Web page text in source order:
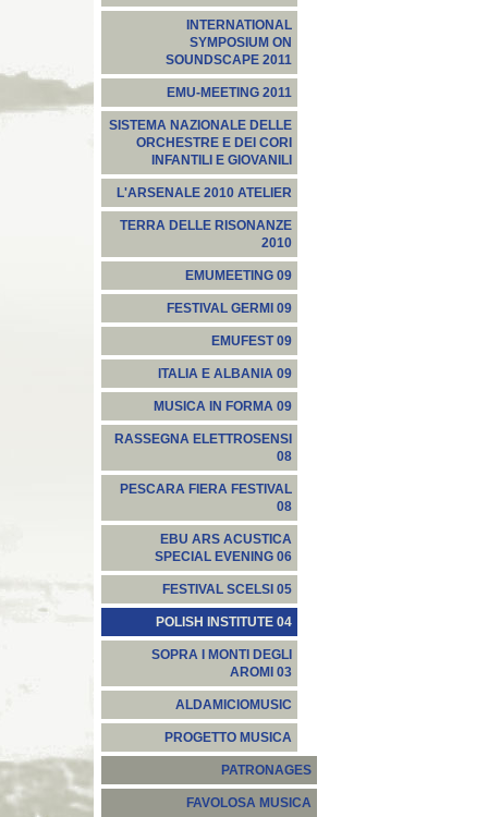
INTERNATIONAL
SYMPOSIUM ON
SOUNDSCAPE 2011
EMU-MEETING 2011
SISTEMA NAZIONALE DELLE
ORCHESTRE E DEI CORI
INFANTILI E GIOVANILI
L'ARSENALE 2010 ATELIER
TERRA DELLE RISONANZE
2010
EMUMEETING 09
FESTIVAL GERMI 09
EMUFEST 09
ITALIA E ALBANIA 09
MUSICA IN FORMA 09
RASSEGNA ELETTROSENSI
08
PESCARA FIERA FESTIVAL
08
EBU ARS ACUSTICA
SPECIAL EVENING 06
FESTIVAL SCELSI 05
POLISH INSTITUTE 04
SOPRA I MONTI DEGLI
AROMI 03
ALDAMICIOMUSIC
PROGETTO MUSICA
PATRONAGES
FAVOLOSA MUSICA